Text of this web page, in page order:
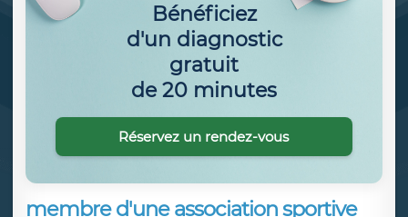
membre d'une association sportive
Bénéficiez
d'un diagnostic
gratuit
de 20 minutes
Réservez un rendez-vous